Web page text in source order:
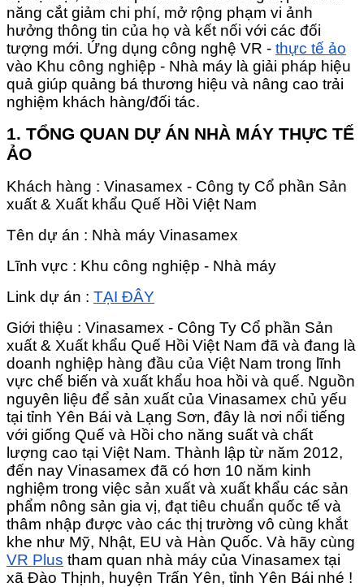
năng cắt giảm chi phí, mở rộng phạm vi ảnh
hưởng thông tin của họ và kết nối với các đối
tượng mới. Ứng dụng công nghệ VR - thực tế ảo
vào Khu công nghiệp - Nhà máy là giải pháp hiệu
quả giúp quảng bá thương hiệu và nâng cao trải
nghiệm khách hàng/đối tác.
1. TỔNG QUAN DỰ ÁN NHÀ MÁY THỰC TẾ
ẢO
Khách hàng : Vinasamex - Công ty Cổ phần Sản
xuất & Xuất khẩu Quế Hồi Việt Nam
Tên dự án : Nhà máy Vinasamex
Lĩnh vực : Khu công nghiệp - Nhà máy
Link dự án : TẠI ĐÂY
Giới thiệu : Vinasamex - Công Ty Cổ phần Sản
xuất & Xuất khẩu Quế Hồi Việt Nam đã và đang là
doanh nghiệp hàng đầu của Việt Nam trong lĩnh
vực chế biến và xuất khẩu hoa hồi và quế. Nguồn
nguyên liệu để sản xuất của Vinasamex chủ yếu
tại tỉnh Yên Bái và Lạng Sơn, đây là nơi nổi tiếng
với giống Quế và Hồi cho năng suất và chất
lượng cao tại Việt Nam. Thành lập từ năm 2012,
đến nay Vinasamex đã có hơn 10 năm kinh
nghiệm trong việc sản xuất và xuất khẩu các sản
phẩm nông sản gia vị, đạt tiêu chuẩn quốc tế và
thâm nhập được vào các thị trường vô cùng khắt
khe như Mỹ, Nhật, EU và Hàn Quốc. Và hãy cùng
VR Plus tham quan nhà máy của Vinasamex tại
xã Đào Thịnh, huyện Trấn Yên, tỉnh Yên Bái nhé !